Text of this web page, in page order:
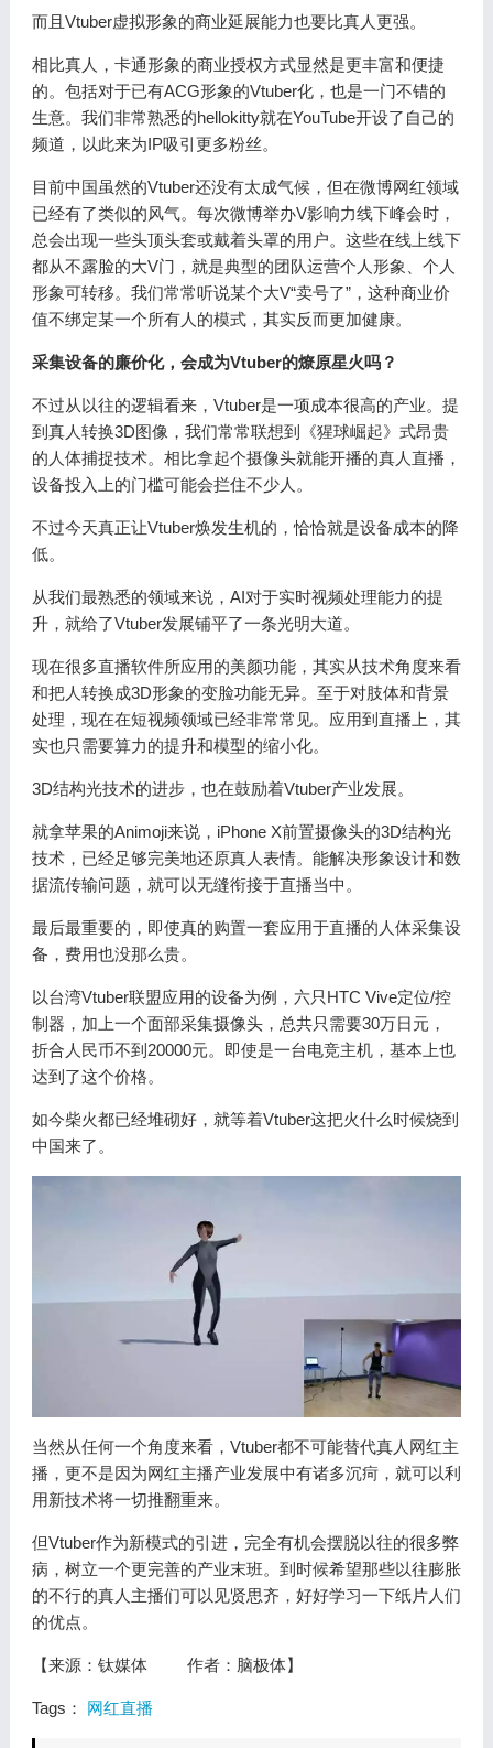
而且Vtuber虚拟形象的商业延展能力也要比真人更强。
相比真人，卡通形象的商业授权方式显然是更丰富和便捷
的。包括对于已有ACG形象的Vtuber化，也是一门不错的
生意。我们非常熟悉的hellokitty就在YouTube开设了自己的
频道，以此来为IP吸引更多粉丝。
目前中国虽然的Vtuber还没有太成气候，但在微博网红领域
已经有了类似的风气。每次微博举办V影响力线下峰会时，
总会出现一些头顶头套或戴着头罩的用户。这些在线上线下
都从不露脸的大V门，就是典型的团队运营个人形象、个人
形象可转移。我们常常听说某个大V“卖号了”，这种商业价
值不绑定某一个所有人的模式，其实反而更加健康。
采集设备的廉价化，会成为Vtuber的燎原星火吗？
不过从以往的逻辑看来，Vtuber是一项成本很高的产业。提
到真人转换3D图像，我们常常联想到《猩球崛起》式昂贵
的人体捕捉技术。相比拿起个摄像头就能开播的真人直播，
设备投入上的门槛可能会拦住不少人。
不过今天真正让Vtuber焕发生机的，恰恰就是设备成本的降
低。
从我们最熟悉的领域来说，AI对于实时视频处理能力的提
升，就给了Vtuber发展铺平了一条光明大道。
现在很多直播软件所应用的美颜功能，其实从技术角度来看
和把人转换成3D形象的变脸功能无异。至于对肢体和背景
处理，现在在短视频领域已经非常常见。应用到直播上，其
实也只需要算力的提升和模型的缩小化。
3D结构光技术的进步，也在鼓励着Vtuber产业发展。
就拿苹果的Animoji来说，iPhone X前置摄像头的3D结构光
技术，已经足够完美地还原真人表情。能解决形象设计和数
据流传输问题，就可以无缝衔接于直播当中。
最后最重要的，即使真的购置一套应用于直播的人体采集设
备，费用也没那么贵。
以台湾Vtuber联盟应用的设备为例，六只HTC Vive定位/控
制器，加上一个面部采集摄像头，总共只需要30万日元，
折合人民币不到20000元。即使是一台电竞主机，基本上也
达到了这个价格。
如今柴火都已经堆砌好，就等着Vtuber这把火什么时候烧到
中国来了。
当然从任何一个角度来看，Vtuber都不可能替代真人网红主
播，更不是因为网红主播产业发展中有诸多沉疴，就可以利
用新技术将一切推翻重来。
但Vtuber作为新模式的引进，完全有机会摆脱以往的很多弊
病，树立一个更完善的产业末班。到时候希望那些以往膨胀
的不行的真人主播们可以见贤思齐，好好学习一下纸片人们
的优点。
【来源：钛媒体 作者：脑极体】
Tags： 网红直播